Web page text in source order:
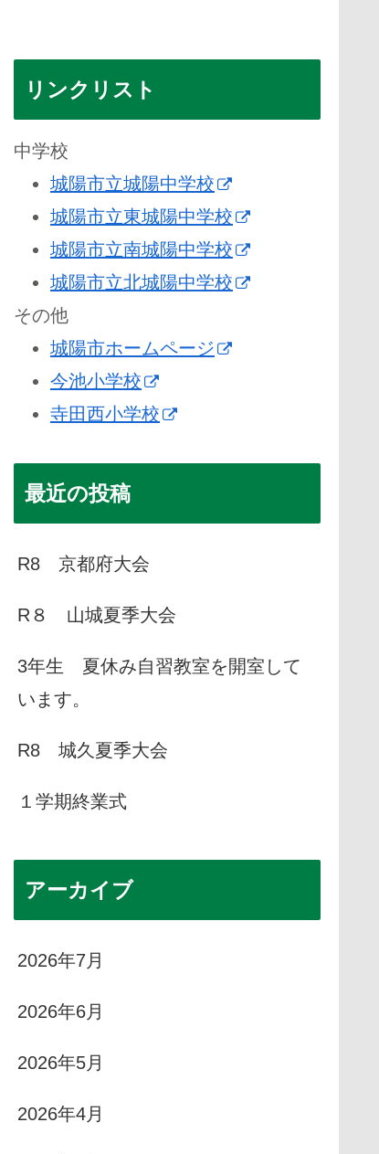
リンクリスト
中学校
城陽市立城陽中学校
城陽市立東城陽中学校
城陽市立南城陽中学校
城陽市立北城陽中学校
その他
城陽市ホームページ
今池小学校
寺田西小学校
最近の投稿
R8 京都府大会
R８ 山城夏季大会
3年生 夏休み自習教室を開室して
います。
R8 城久夏季大会
１学期終業式
アーカイブ
2026年7月
2026年6月
2026年5月
2026年4月